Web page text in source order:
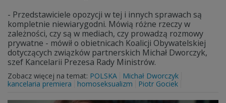
- Przedstawiciele opozycji w tej i innych sprawach są
kompletnie niewiarygodni. Mówią różne rzeczy w
zależności, czy są w mediach, czy prowadzą rozmowy
prywatne - mówił o obietnicach Koalicji Obywatelskiej
dotyczących związków partnerskich Michał Dworczyk,
szef Kancelarii Prezesa Rady Ministrów.
Zobacz więcej na temat: POLSKA
Michał Dworczyk
kancelaria premiera
homoseksualizm Piotr Gociek